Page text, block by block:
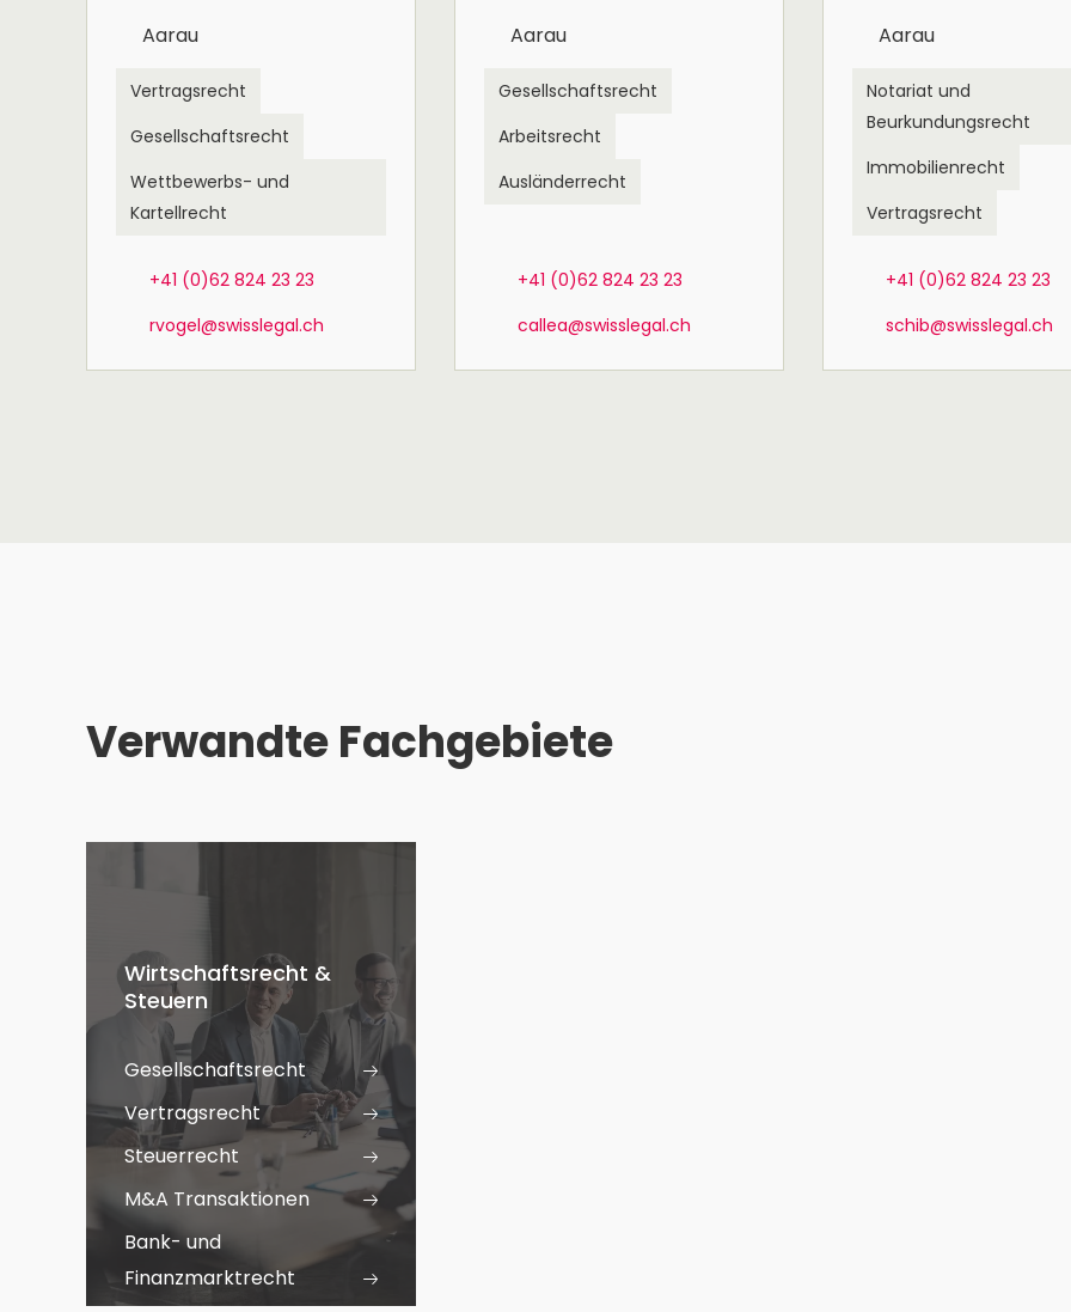
Aarau
Vertragsrecht
Gesellschaftsrecht
Wettbewerbs- und
Kartellrecht
+41 (0)62 824 23 23
rvogel@swisslegal.ch
Aarau
Gesellschaftsrecht
Arbeitsrecht
Ausländerrecht
+41 (0)62 824 23 23
callea@swisslegal.ch
Aarau
Notariat und
Beurkundungsrecht
Immobilienrecht
Vertragsrecht
+41 (0)62 824 23 23
schib@swisslegal.ch
Verwandte Fachgebiete
Wirtschaftsrecht &
Steuern
Gesellschaftsrecht
Vertragsrecht
Steuerrecht
M&A Transaktionen
Bank- und
Finanzmarktrecht